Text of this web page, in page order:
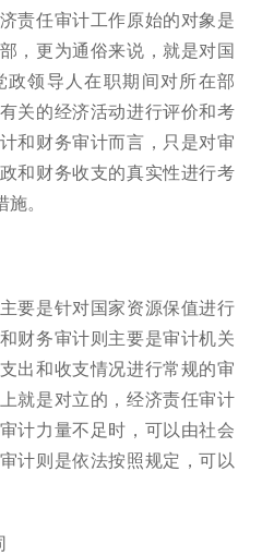
责任审计工作原始的对象是
，更为通俗来说，就是对国
领导人在职期间对所在部
关的经济活动进行评价和考
和财务审计而言，只是对审
和财务收支的真实性进行考
。
要是针对国家资源保值进行
财务审计则主要是审计机关
出和收支情况进行常规的审
就是对立的，经济责任审计
计力量不足时，可以由社会
计则是依法按照规定，可以